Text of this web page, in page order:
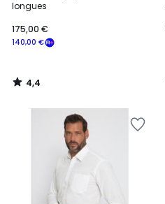
longues
140,00 €
175,00 €
4,4
/